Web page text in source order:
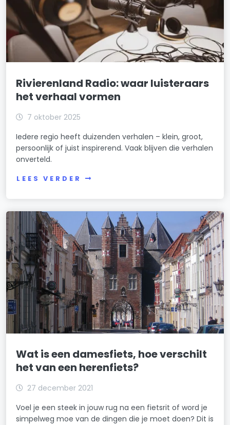
Rivierenland Radio: waar luisteraars
het verhaal vormen
7 oktober 2025
Iedere regio heeft duizenden verhalen – klein, groot,
persoonlijk of juist inspirerend. Vaak blijven die verhalen
onverteld.
LEES VERDER
Wat is een damesfiets, hoe verschilt
het van een herenfiets?
27 december 2021
Voel je een steek in jouw rug na een fietsrit of word je
simpelweg moe van de dingen die je moet doen? Dit is